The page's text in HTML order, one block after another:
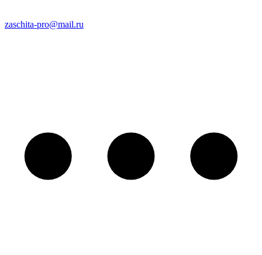
zaschita-pro@mail.ru